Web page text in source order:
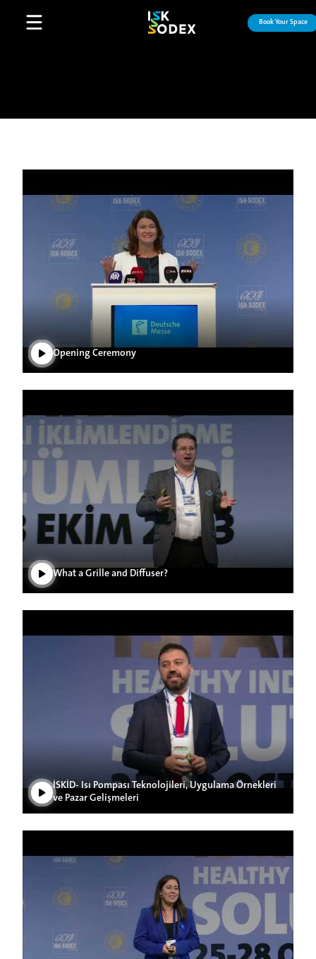
Open main menu Book Your Space
Play Video
Opening Ceremony
Play Video
What a Grille and Diffuser?
Play Video
İSKİD- Isı Pompası Teknolojileri, Uygulama Örnekleri
ve Pazar Gelişmeleri
Play Video